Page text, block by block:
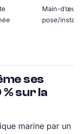
Main-
pose/
ses
sur la
marine par un